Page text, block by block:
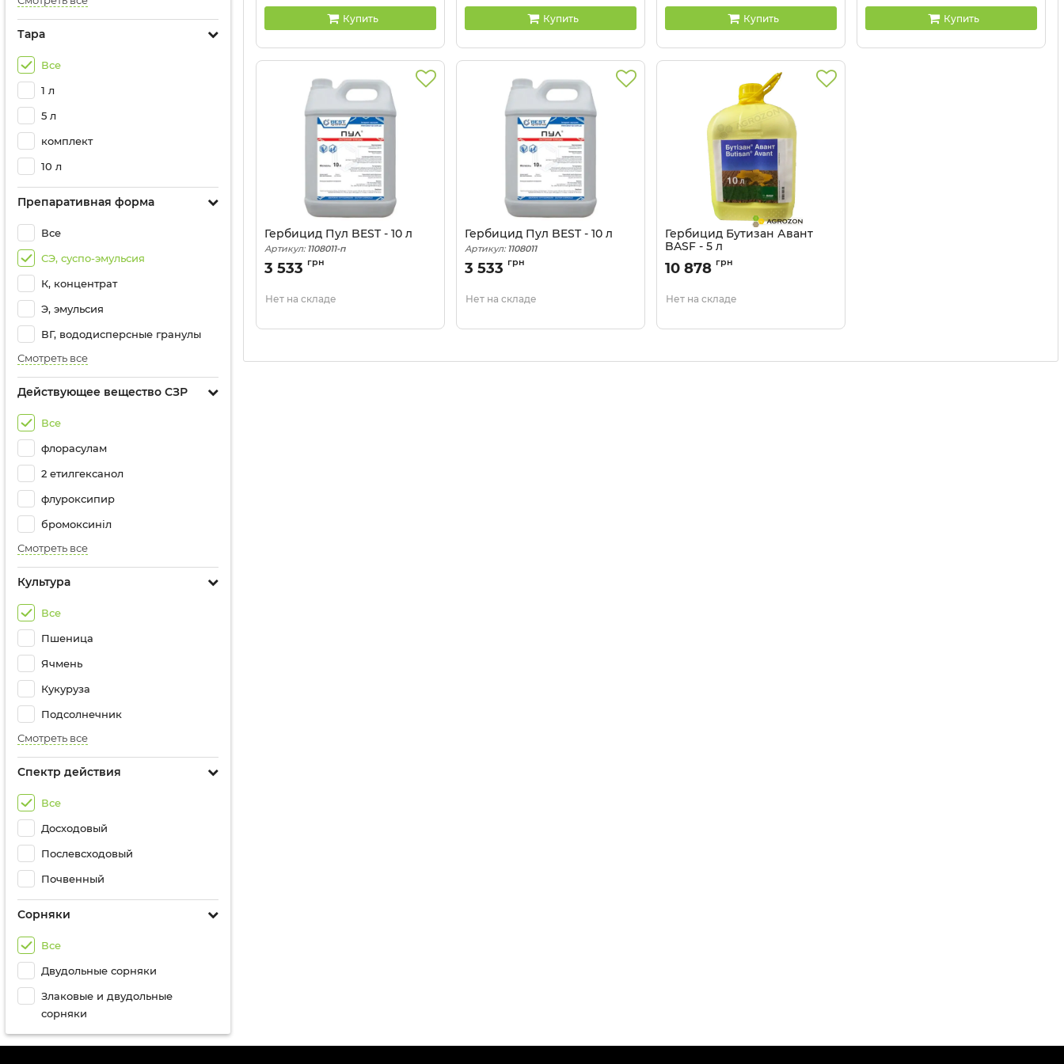
Тара
Все
1 л
5 л
комплект
10 л
Препаративная форма
Все
СЭ, суспо-эмульсия
К, концентрат
Э, эмульсия
ВГ, вододисперсные гранулы
Смотреть все
Действующее вещество СЗР
Все
флорасулам
2 етилгексанол
флуроксипир
бромоксиніл
Смотреть все
Культура
Все
Пшеница
Ячмень
Кукуруза
Подсолнечник
Смотреть все
Спектр действия
Все
Досходовый
Послевсходовый
Почвенный
Сорняки
Все
Двудольные сорняки
Злаковые и двудольные
сорняки
Купить Купить Купить Купить
Гербицид Пул BEST - 10 л
Артикул: 1108011-п
3 533 грн
Нет на складе
Гербицид Пул BEST - 10 л
Артикул: 1108011
3 533 грн
Нет на складе
Гербицид Бутизан Авант
BASF - 5 л
Артикул: 110507
10 878 грн
Нет на складе